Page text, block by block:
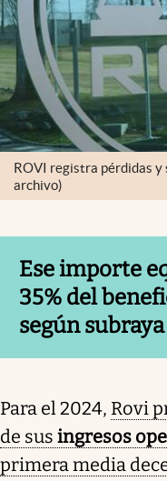
ROVI registra pérdidas y
archivo)
Ese importe
35% del
según
Para el 2024, Rovi
de sus ingresos
primera media